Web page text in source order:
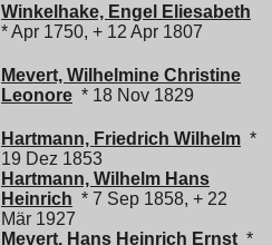
Winkelhake, Engel Eliesabeth
* Apr 1750, + 12 Apr 1807
Mevert, Wilhelmine Christine
Leonore * 18 Nov 1829
Hartmann, Friedrich Wilhelm *
19 Dez 1853
Hartmann, Wilhelm Hans
Heinrich * 7 Sep 1858, + 22
Mär 1927
Mevert, Hans Heinrich Ernst *